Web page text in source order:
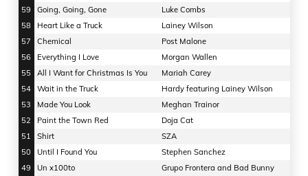
59 Going, Going, Gone
Luke Combs
58
Heart Like a Truck
Lainey Wilson
57
Chemical
Post Malone
56
Everything I Love
Morgan Wallen
55
All I Want for Christmas Is You
Mariah Carey
54
Wait in the Truck
Hardy featuring Lainey Wilson
53
Made You Look
Meghan Trainor
52
Paint the Town Red
Doja Cat
51
Shirt
SZA
50
Until I Found You
Stephen Sanchez
49
Un x100to
Grupo Frontera and Bad Bunny